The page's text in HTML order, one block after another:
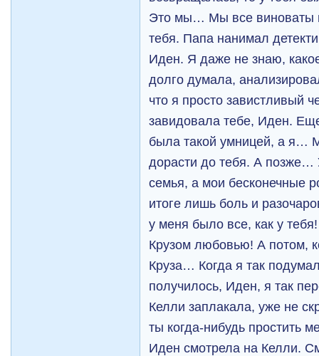
Это мы… Мы все виноваты
тебя. Папа нанимал
Иден. Я даже не знаю,
долго думала,
что я просто завистливый
завидовала тебе, Иден.
была такой умницей, а я…
дорасти до тебя. А позже…
семья, а мои бесконечные
итоге лишь боль и
у меня было все, как у
Крузом любовью! А потом,
Круза… Когда я так
получилось, Иден, я так
Келли заплакала, уже не
ты когда-нибудь простить
Иден смотрела на Келли.